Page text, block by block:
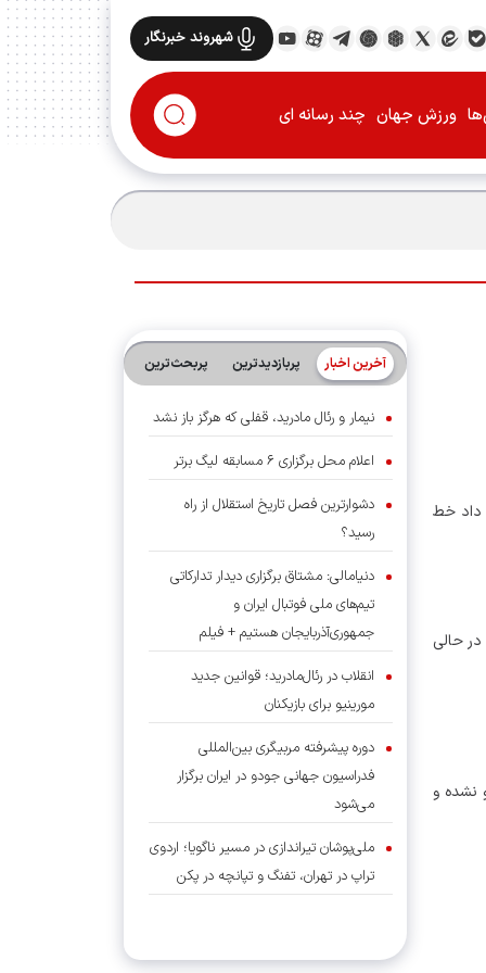
شهروند خبرنگار
ورزش جهان چند رسانه ای
داد خط
حالی
نشده و
آخرین اخبار پربازدیدترین پربحث‌ترین‌
نیمار و رئال مادرید، قفلی که هرگز باز نشد
اعلام محل برگزاری ۶ مسابقه لیگ برتر
دشوارترین فصل تاریخ استقلال از راه
رسید؟
دنیامالی: مشتاق برگزاری دیدار تدارکاتی
تیم‌های ملی فوتبال ایران و
جمهوری‌آذربایجان هستیم + فیلم
انقلاب در رئال‌مادرید؛ قوانین جدید
مورینیو برای بازیکنان
دوره پیشرفته مربیگری بین‌المللی
فدراسیون جهانی جودو در ایران برگزار
می‌شود
ملی‌پوشان تیراندازی در مسیر ناگویا؛ اردوی
تراپ در تهران، تفنگ و تپانچه در پکن